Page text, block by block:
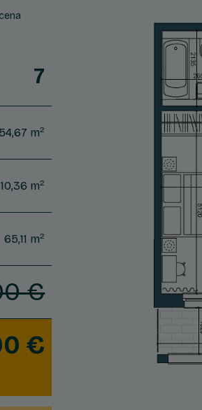
7
54,67 m2
10,36 m2
65,11 m2
€
€